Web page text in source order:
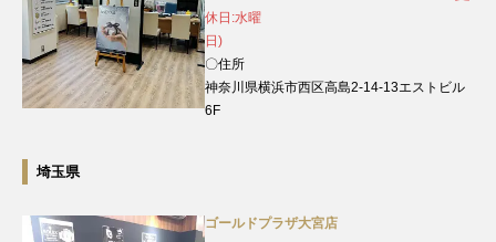
休日:水曜
日)
〇住所
神奈川県横浜市西区高島2-14-13エストビル
6F
埼玉県
ゴールドプラザ大宮店